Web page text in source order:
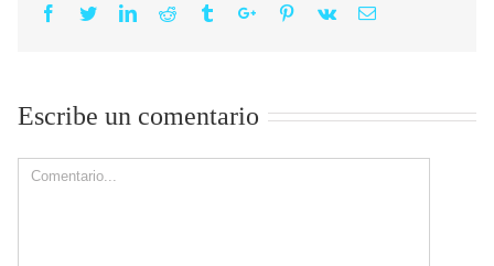
Facebook
TwitterLinkedinReddit TumblrGoogle+Pinterest
Vk Email
Escribe un comentario
Comment